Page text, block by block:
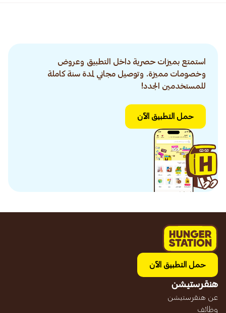
استمتع بميزات حصرية داخل التطبيق وعروض
وخصومات مميزة. وتوصيل مجاني لمدة سنة كاملة
للمستخدمين الجدد!
حمل التطبيق الآن
حمل التطبيق الآن
هنقرستيشن
عن هنقرستيشن
وظائف